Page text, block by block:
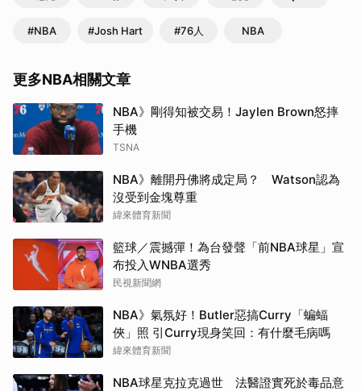
#NBA #Josh Hart #76人 NBA
更多NBA相關文章
NBA》剛得知被交易！Jaylen Brown怒摔
手機
TSNA
NBA》離開丹佛將成定局？ Watson認為
沒受到金塊尊重
緯來體育新聞
籃球／震撼彈！為台發聲「前NBA球星」宣
布投入WNBA選秀
民視新聞網
NBA》氣氛好！Butler惡搞Curry「蝙蝠
俠」照 引Curry現身笑回：有什麼毛病嗎
緯來體育新聞
NBA球星克拉克過世 法醫證實死於毒品意